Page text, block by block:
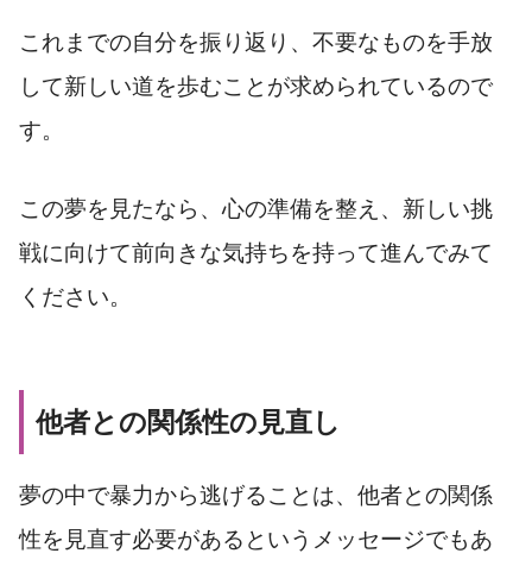
これまでの自分を振り返り、不要なものを手放
して新しい道を歩むことが求められているので
す。
この夢を見たなら、心の準備を整え、新しい挑
戦に向けて前向きな気持ちを持って進んでみて
ください。
他者との関係性の見直し
夢の中で暴力から逃げることは、他者との関係
性を見直す必要があるというメッセージでもあ